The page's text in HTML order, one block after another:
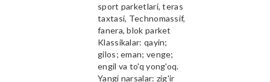
sport parketlari, teras
taxtasi, Technomassif,
fanera, blok parket
Klassikalar: qayin;
gilos; eman; venge;
engil va to'q yong'oq.
Yangi narsalar: zig'ir